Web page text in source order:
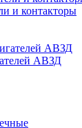
и контакторы
АВЗД